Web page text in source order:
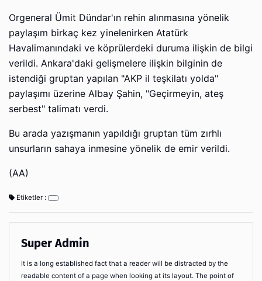
Orgeneral Ümit Dündar'ın rehin alınmasına yönelik
paylaşım birkaç kez yinelenirken Atatürk
Havalimanındaki ve köprülerdeki duruma ilişkin de bilgi
verildi. Ankara'daki gelişmelere ilişkin bilginin de
istendiği gruptan yapılan "AKP il teşkilatı yolda"
paylaşımı üzerine Albay Şahin, "Geçirmeyin, ateş
serbest" talimatı verdi.
Bu arada yazışmanın yapıldığı gruptan tüm zırhlı
unsurların sahaya inmesine yönelik de emir verildi.
(AA)
Etiketler :
Super Admin
It is a long established fact that a reader will be distracted by the
readable content of a page when looking at its layout. The point of